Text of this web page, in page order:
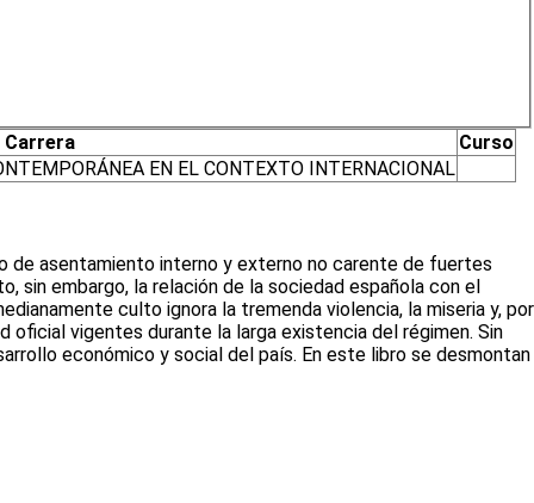
Carrera
Curso
EN EL CONTEXTO INTERNACIONAL
de asentamiento interno y externo no carente de fuertes
sin embargo, la relación de la sociedad española con el
culto ignora la tremenda violencia, la miseria y, por
vigentes durante la larga existencia del régimen. Sin
económico y social del país. En este libro se desmontan